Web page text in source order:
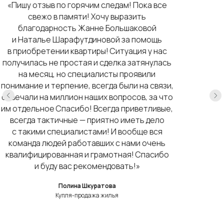
«Выражаю благодарность агентству
недвижимости „Мольнар“, а конкретно агенту
Павлу Русальскому за помощь в быстрой
продаже квартиры! Я гражданка России
и благодаря профессионализму Павла
Николаевича квартире в Минске продалась
на неделю! Павел грамотно и терпеливо
отвечает на все вопросы, внимательно
относится к клиентам. Он отличный
профессионал! Желаю успехов в работе
и побольше сделок! Обращение
к руководству: за качественную работу
просьба премировать Павла Николаевича
Русальского!»
Купля-продажа жилья